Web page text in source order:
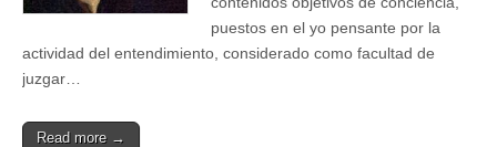
puestos en el yo pensante por la
actividad del entendimiento, considerado como facultad de
juzgar…
Read more →